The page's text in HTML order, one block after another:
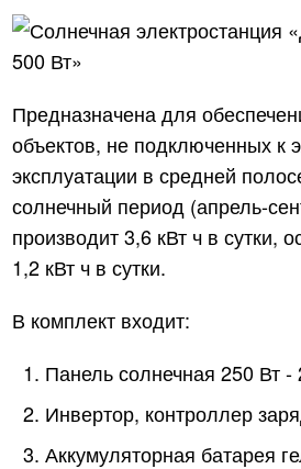
Предназначена для
объектов, не подключенных к
эксплуатации в средней
солнечный период (апрель-
производит 3,6 кВт ч в сутки,
1,2 кВт ч в сутки.
В комплект входит:
Панель солнечная 250 Вт ‑
Инвертор, контроллер
Аккумуляторная батарея